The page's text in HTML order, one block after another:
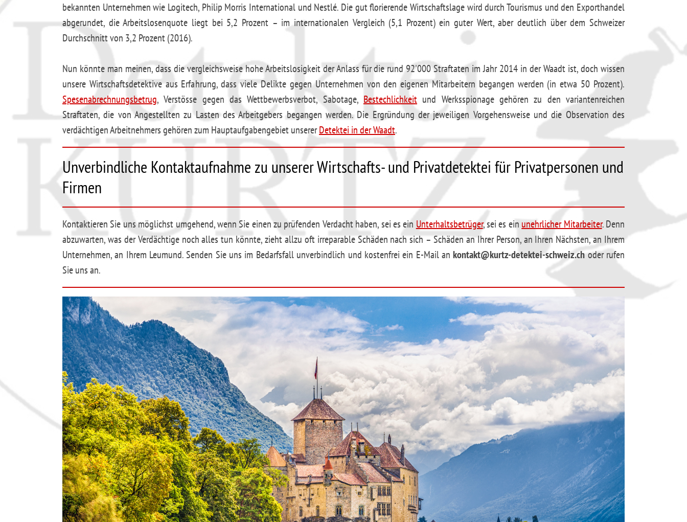
bekannten Unternehmen wie Logitech, Philip Morris International und Nestlé. Die gut florierende Wirtschaftslage wird durch Tourismus und den Exporthandel
abgerundet, die Arbeitslosenquote liegt bei 5,2 Prozent – im internationalen Vergleich (5,1 Prozent) ein guter Wert, aber deutlich über dem Schweizer
Durchschnitt von 3,2 Prozent (2016).
Nun könnte man meinen, dass die vergleichsweise hohe Arbeitslosigkeit der Anlass für die rund 92'000 Straftaten im Jahr 2014 in der Waadt ist, doch wissen
unsere Wirtschaftsdetektive aus Erfahrung, dass viele Delikte gegen Unternehmen von den eigenen Mitarbeitern begangen werden (in etwa 50 Prozent).
Spesenabrechnungsbetrug, Verstösse gegen das Wettbewerbsverbot, Sabotage, Bestechlichkeit und Werksspionage gehören zu den variantenreichen
Straftaten, die von Angestellten zu Lasten des Arbeitgebers begangen werden. Die Ergründung der jeweiligen Vorgehensweise und die Observation des
verdächtigen Arbeitnehmers gehören zum Hauptaufgabengebiet unsererDetektei in der Waadt.
Unverbindliche Kontaktaufnahme zu unserer Wirtschafts- und Privatdetektei für Privatpersonen und
Firmen
Kontaktieren Sie uns möglichst umgehend, wenn Sie einen zu prüfenden Verdacht haben, sei es ein Unterhaltsbetrüger, sei es ein unehrlicher Mitarbeiter. Denn
abzuwarten, was der Verdächtige noch alles tun könnte, zieht allzu oft irreparable Schäden nach sich – Schäden an Ihrer Person, an Ihren Nächsten, an Ihrem
Unternehmen, an Ihrem Leumund. Senden Sie uns im Bedarfsfall unverbindlich und kostenfrei ein E-Mail ankontakt@kurtz-detektei-schweiz.choder rufen
Sie uns an.